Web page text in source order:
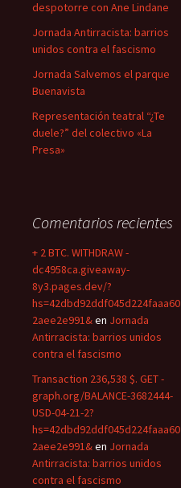
despotorre con Ane Lindane
Jornada Antirracista: barrios
unidos contra el fascismo
Jornada Salvemos el parque
Buenavista
Representación teatral “¿Te
duele?” del colectivo «La
Presa»
Comentarios recientes
+ 2 BTC. WITHDRAW -
dc4958ca.giveaway-
8y3.pages.dev/?
hs=42dbd92ddf045d224faaa60
2aee2e991&en Jornada
Antirracista: barrios unidos
contra el fascismo
Transaction 236,538 $. GET -
graph.org/BALANCE-3682444-
USD-04-21-2?
hs=42dbd92ddf045d224faaa60
2aee2e991&en Jornada
Antirracista: barrios unidos
contra el fascismo